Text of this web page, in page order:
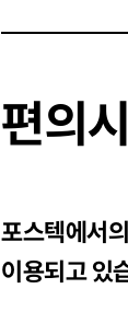
편의
포스텍에서
이용되고 있